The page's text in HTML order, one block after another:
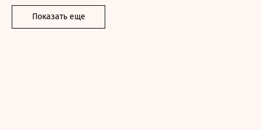
Показать еще